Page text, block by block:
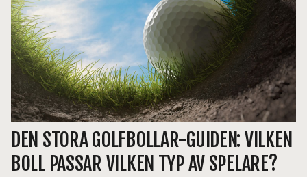
DEN STORA GOLFBOLLAR-GUIDEN: VILKEN
BOLL PASSAR VILKEN TYP AV SPELARE?